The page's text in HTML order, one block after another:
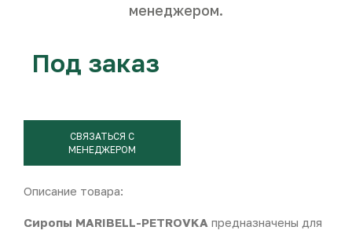
менеджером.
Под заказ
СВЯЗАТЬСЯ С
МЕНЕДЖЕРОМ
Описание товара:
Сиропы MARIBELL-PETROVKA предназначены для